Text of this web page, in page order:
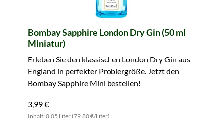
Bombay Sapphire London Dry Gin (50 ml
Miniatur)
Erleben Sie den klassischen London Dry Gin aus
England in perfekter Probiergröße. Jetzt den
Bombay Sapphire Mini bestellen!
3,99 €
Inhalt: 0.05 Liter (79,80 €/Liter)